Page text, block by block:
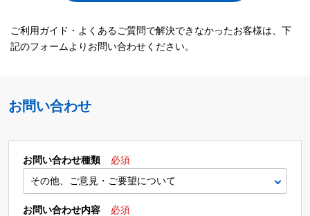
ご利用ガイド・よくあるご質問で解決できなかったお客様は、下
記のフォームよりお問い合わせください。
お問い合わせ
お問い合わせ種類 必須
お問い合わせ内容 必須